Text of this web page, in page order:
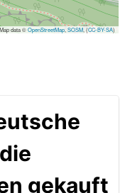
Map data ©OpenStreetMap ,SOSM , (CC-BY-SA)
gekauft